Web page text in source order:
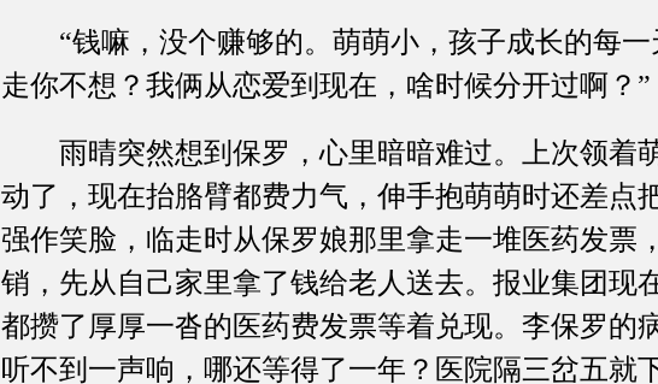
“钱嘛，没个赚够的。萌萌小，孩子成长的每一
走你不想？我俩从恋爱到现在，啥时候分开过啊？”
雨晴突然想到保罗，心里暗暗难过。上次领着
动了，现在抬胳臂都费力气，伸手抱萌萌时还差点
强作笑脸，临走时从保罗娘那里拿走一堆医药发票
销，先从自己家里拿了钱给老人送去。报业集团现
都攒了厚厚一沓的医药费发票等着兑现。李保罗的
听不到一声响，哪还等得了一年？医院隔三岔五就